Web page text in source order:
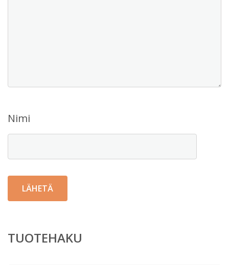
Nimi
TUOTEHAKU